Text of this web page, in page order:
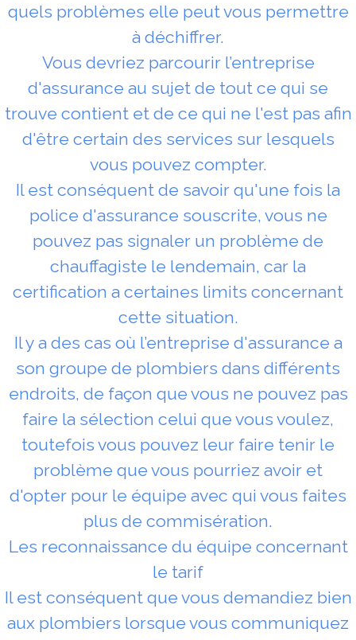
quels problèmes elle peut vous permettre
à déchiffrer.
Vous devriez parcourir l’entreprise
d'assurance au sujet de tout ce qui se
trouve contient et de ce qui ne l'est pas afin
d'être certain des services sur lesquels
vous pouvez compter.
Il est conséquent de savoir qu'une fois la
police d'assurance souscrite, vous ne
pouvez pas signaler un problème de
chauffagiste le lendemain, car la
certification a certaines limits concernant
cette situation.
Il y a des cas où l’entreprise d'assurance a
son groupe de plombiers dans différents
endroits, de façon que vous ne pouvez pas
faire la sélection celui que vous voulez,
toutefois vous pouvez leur faire tenir le
problème que vous pourriez avoir et
d'opter pour le équipe avec qui vous faites
plus de commisération.
Les reconnaissance du équipe concernant
le tarif
Il est conséquent que vous demandiez bien
aux plombiers lorsque vous communiquez